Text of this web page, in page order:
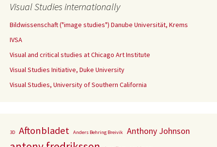
Visual Studies internationally
Bildwissenschaft ("image studies") Danube Universität, Krems
IVSA
Visual and critical studies at Chicago Art Institute
Visual Studies Initiative, Duke University
Visual Studies, University of Southern California
3D Aftonbladet Anders Behring Breivik Anthony Johnson